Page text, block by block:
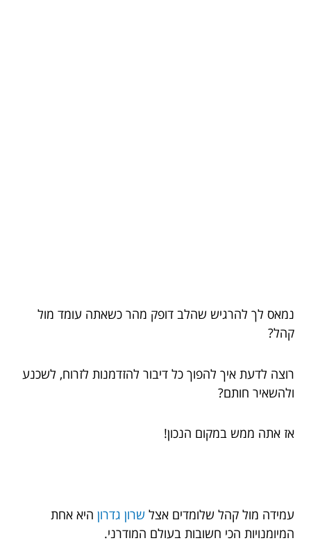
נמאס לך להרגיש שהלב דופק מהר כשאתה עומד מול
קהל?
רוצה לדעת איך להפוך כל דיבור להזדמנות לזרוח, לשכנע
ולהשאיר חותם?
אז אתה ממש במקום הנכון!
עמידה מול קהל שלומדים אצל שרון גדרון היא אחת
המיומנויות הכי חשובות בעולם המודרני.